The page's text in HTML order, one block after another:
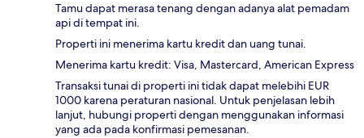
Tamu dapat merasa tenang dengan adanya alat pemadam
api di tempat ini.
Properti ini menerima kartu kredit dan uang tunai.
Menerima kartu kredit: Visa, Mastercard, American Express
Transaksi tunai di properti ini tidak dapat melebihi EUR
1000 karena peraturan nasional. Untuk penjelasan lebih
lanjut, hubungi properti dengan menggunakan informasi
yang ada pada konfirmasi pemesanan.